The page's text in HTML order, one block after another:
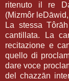
ritenuto il re
(Mizmôr
La stessa
cantillata. La
recitazione e
quello di
dare voce
del chazzān